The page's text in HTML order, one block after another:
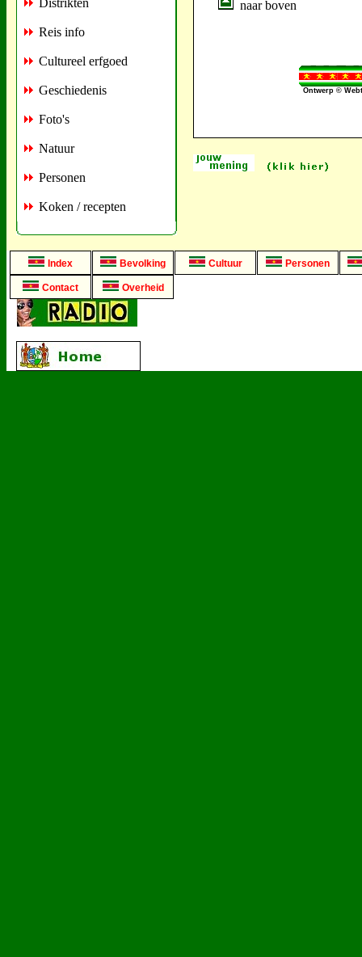
Distrikten
Reis info
Cultureel erfgoed
Geschiedenis
Foto's
Natuur
Personen
Koken / recepten
naar boven
Ontwerp ©
Index Bevolking Cultuur Personen
Contact Overheid